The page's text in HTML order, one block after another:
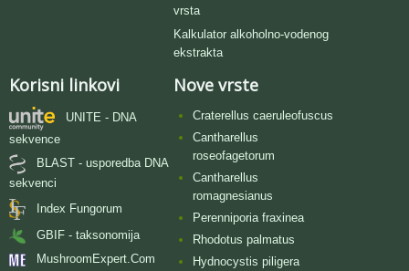
vrsta
Kalkulator alkoholno-vodenog
ekstrakta
Korisni linkovi
UNITE - DNA
sekvence
BLAST - usporedba DNA
sekvenci
Index Fungorum
GBIF - taksonomija
MushroomExpert.Com
Nove vrste
Craterellus caeruleofuscus
Cantharellus
roseofagetorum
Cantharellus
romagnesianus
Perenniporia fraxinea
Rhodotus palmatus
Hydnocystis piligera